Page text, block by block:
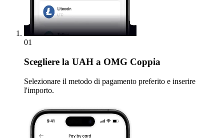
01
Scegliere la UAH a OMG Coppia
Selezionare il metodo di pagamento preferito e inserire
l'importo.